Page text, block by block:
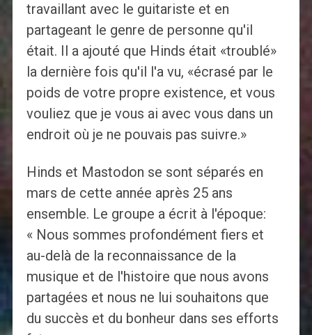
travaillant avec le guitariste et en
partageant le genre de personne qu'il
était. Il a ajouté que Hinds était «troublé»
la dernière fois qu'il l'a vu, «écrasé par le
poids de votre propre existence, et vous
vouliez que je vous ai avec vous dans un
endroit où je ne pouvais pas suivre.»
Hinds et Mastodon se sont séparés en
mars de cette année après 25 ans
ensemble. Le groupe a écrit à l'époque:
« Nous sommes profondément fiers et
au-delà de la reconnaissance de la
musique et de l'histoire que nous avons
partagées et nous ne lui souhaitons que
du succès et du bonheur dans ses efforts